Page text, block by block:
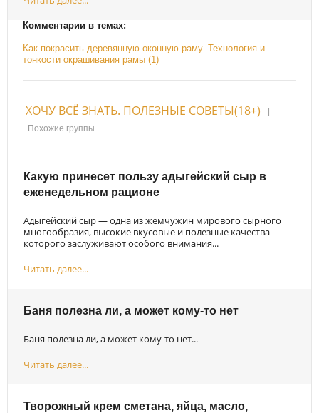
Комментарии в темах:
Как покрасить деревянную оконную раму. Технология и
тонкости окрашивания рамы (1)
ХОЧУ ВСЁ ЗНАТЬ. ПОЛЕЗНЫЕ СОВЕТЫ(18+)
|
Похожие группы
Какую принесет пользу адыгейский сыр в
еженедельном рационе
Адыгейский сыр — одна из жемчужин мирового сырного
многообразия, высокие вкусовые и полезные качества
которого заслуживают особого внимания...
Читать далее...
Баня полезна ли, а может кому-то нет
Баня полезна ли, а может кому-то нет...
Читать далее...
Творожный крем сметана, яйца, масло,